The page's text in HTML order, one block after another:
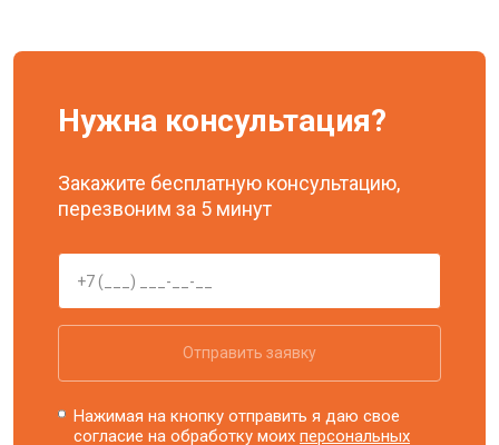
Нужна консультация?
Закажите бесплатную консультацию,
перезвоним за 5 минут
Отправить заявку
Нажимая на кнопку отправить я даю свое
согласие на обработку моихперсональных